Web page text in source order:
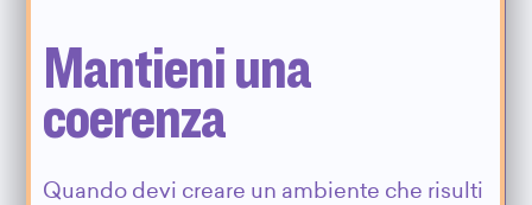
Mantieni una
coerenza
Quando devi creare un ambiente che risulti